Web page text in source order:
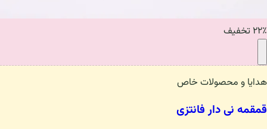
۲۲٪ تخفیف
هدایا و محصولات خاص
قمقمه نی دار فانتزی